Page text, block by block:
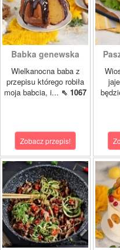
Babka genewska
Wielkanocna baba z
przepisu którego robiła
moja babcia, i... ⇖ 1067
Zobacz przepis!